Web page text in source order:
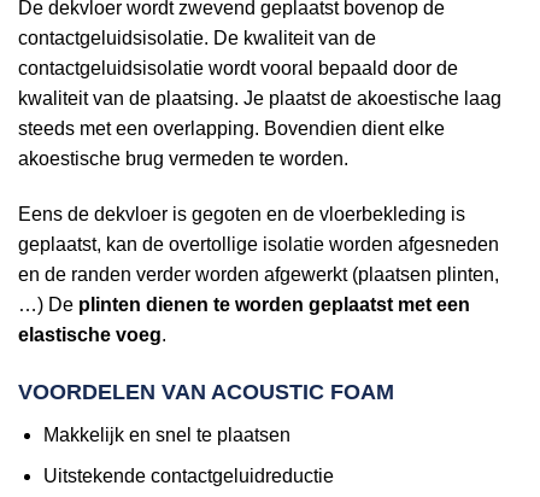
De dekvloer wordt zwevend geplaatst bovenop de
contactgeluidsisolatie. De kwaliteit van de
contactgeluidsisolatie wordt vooral bepaald door de
kwaliteit van de plaatsing. Je plaatst de akoestische laag
steeds met een overlapping. Bovendien dient elke
akoestische brug vermeden te worden.
Eens de dekvloer is gegoten en de vloerbekleding is
geplaatst, kan de overtollige isolatie worden afgesneden
en de randen verder worden afgewerkt (plaatsen plinten,
…) De plinten dienen te worden geplaatst met een
elastische voeg.
VOORDELEN VAN ACOUSTIC FOAM
Makkelijk en snel te plaatsen
Uitstekende contactgeluidreductie